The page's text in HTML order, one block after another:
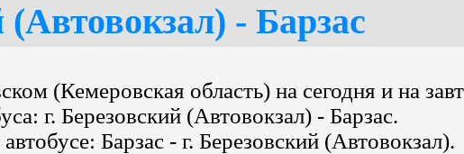
(Автовокзал) - Барзас
(Кемеровская область) на сегодня и на
г. Березовский (Автовокзал) - Барзас.
Барзас - г. Березовский (Автовокзал).